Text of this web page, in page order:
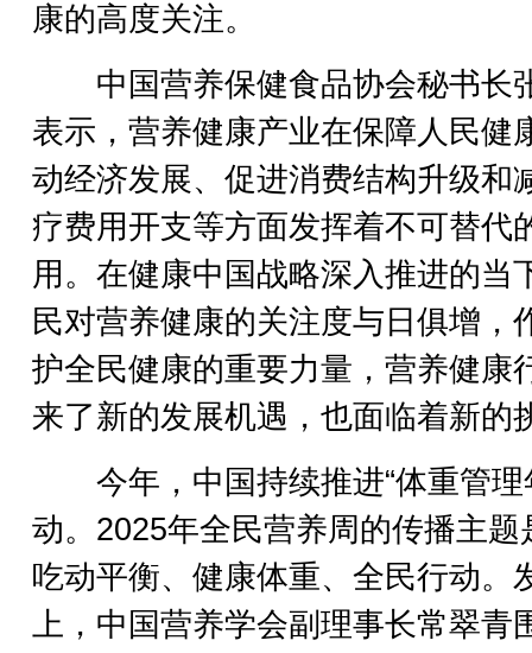
康的高度关注。
中国营养保健食品协会秘书长
表示，营养健康产业在保障人民健
动经济发展、促进消费结构升级和
疗费用开支等方面发挥着不可替代
用。在健康中国战略深入推进的当
民对营养健康的关注度与日俱增，
护全民健康的重要力量，营养健康
来了新的发展机遇，也面临着新的
今年，中国持续推进“体重管理
动。2025年全民营养周的传播主题
吃动平衡、健康体重、全民行动。
上，中国营养学会副理事长常翠青